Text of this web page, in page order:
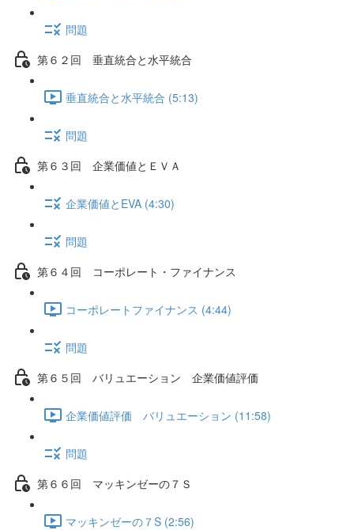
問題
第６２回 垂直統合と水平統合
垂直統合と水平統合 (5:13)
問題
第６３回 企業価値とＥＶＡ
企業価値とEVA (4:30)
問題
第６４回 コーポレート・ファイナンス
コーポレートファイナンス (4:44)
問題
第６５回 バリュエーション 企業価値評価
企業価値評価 バリュエーション (11:58)
問題
第６６回 マッキンゼーの７Ｓ
マッキンゼーの７S (2:56)